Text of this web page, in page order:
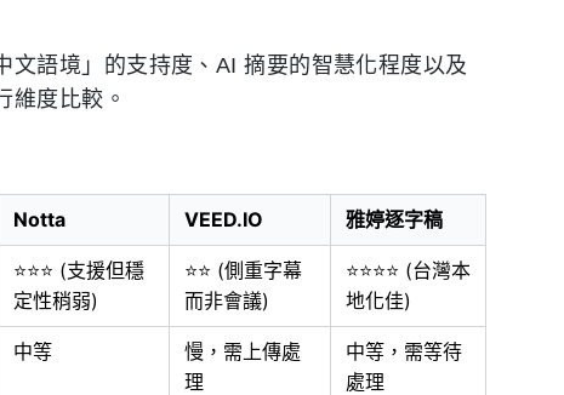
語境」的支持度、AI 摘要的智慧化程度以及
維度比較。
Notta VEED.IO 雅婷逐字稿
⭐⭐⭐ (支援但穩
定性稍弱)
⭐⭐ (側重字幕
而非會議)
⭐⭐⭐⭐ (台灣本
地化佳)
中等
慢，需上傳處
理
中等，需等待
處理